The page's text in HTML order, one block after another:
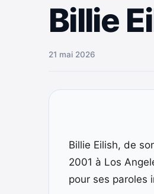
Billie
21 mai 2026
Billie Eilish, de
2001 à Los
pour ses paroles